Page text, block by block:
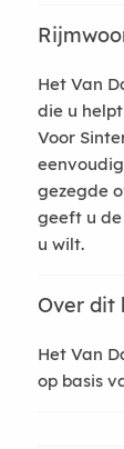
Het Van
die u
Voor
gezegde
geeft u de
u wilt.
Over dit
Het Van
op basis